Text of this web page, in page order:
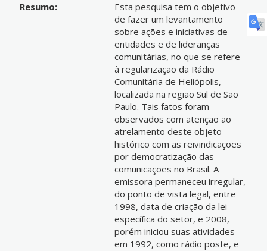
Resumo:
Esta pesquisa tem o objetivo
de fazer um levantamento
sobre ações e iniciativas de
entidades e de lideranças
comunitárias, no que se refere
à regularização da Rádio
Comunitária de Heliópolis,
localizada na região Sul de São
Paulo. Tais fatos foram
observados com atenção ao
atrelamento deste objeto
histórico com as reivindicações
por democratização das
comunicações no Brasil. A
emissora permaneceu irregular,
do ponto de vista legal, entre
1998, data de criação da lei
específica do setor, e 2008,
porém iniciou suas atividades
em 1992, como rádio poste, e